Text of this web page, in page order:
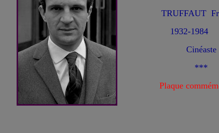
TRUFFAUT
1932-1984
Cinéaste
***
Plaque